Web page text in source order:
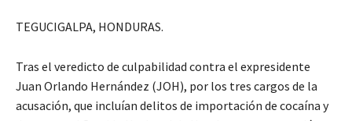
TEGUCIGALPA, HONDURAS.
Tras el veredicto de culpabilidad contra el expresidente
Juan Orlando Hernández (JOH), por los tres cargos de la
acusación, que incluían delitos de importación de cocaína y